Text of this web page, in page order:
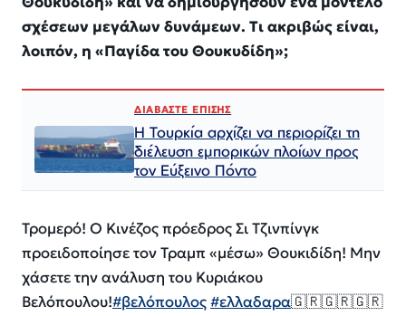
σχέσεων μεγάλων δυνάμεων. Τι ακριβώς είναι,
λοιπόν, η «Παγίδα του Θουκυδίδη»;
ΔΙΑΒΑΣΤΕ ΕΠΙΣΗΣ
Η Τουρκία αρχίζει να περιορίζει τη
διέλευση εμπορικών πλοίων προς
τον Εύξεινο Πόντο
Τρομερό! Ο Κινέζος πρόεδρος Σι Τζινπίνγκ
προειδοποίησε τον Τραμπ «μέσω» Θουκιδίδη! Μην
χάσετε την ανάλυση του Κυριάκου
Βελόπουλου!#βελόπουλος#ελλαδαρα🇬🇷🇬🇷🇬🇷